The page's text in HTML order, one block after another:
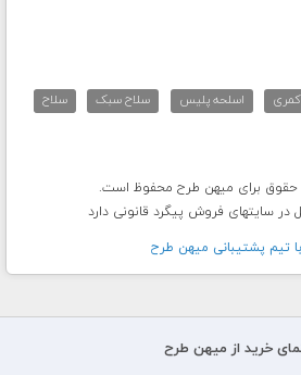
اسلحه پلیس سلاح سبک
سلاح
در سایتهای فروش پیگرد قانونی دارد
تيم پشتيبانی ميهن طرح
خرید از میهن طرح